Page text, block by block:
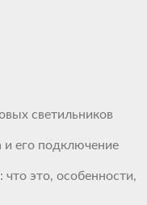
светильников
его подключение
это, особенности,